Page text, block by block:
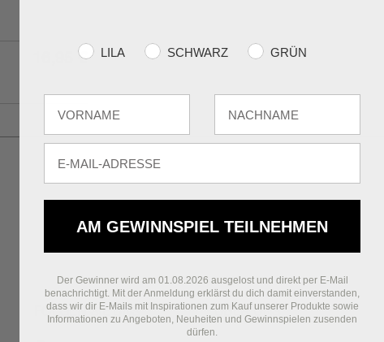
16,95 €
FOLGEN SIE UNS ÜBER UNS
Farvevalg
LILA SCHWARZ GRÜN
AM GEWINNSPIEL TEILNEHMEN
Der Gewinner wird am 01.08.2026 ausgelost und direkt per E-Mail
benachrichtigt. Mit der Anmeldung erklärst du dich damit einverstanden,
dass wir dir E-Mails mit Inspirationen zum Kauf unserer Produkte sowie
Informationen zu Angeboten, Neuheiten und Gewinnspielen zusenden
dürfen.